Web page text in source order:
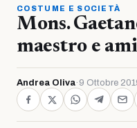
COSTUME E SOCIETÀ
Mons.
maestro e
Andrea Oliva· 9 Ottobre